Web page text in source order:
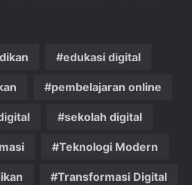
edukasi digital
pembelajaran online
sekolah digital
Teknologi Modern
Transformasi Digital